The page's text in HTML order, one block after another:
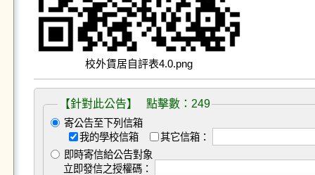
校外賃居自評表4.0.png
【針對此公告】 點擊數：249
寄公告至下列信箱
我的學校信箱
其它信箱：
即時寄信給公告對象
立即發信之授權碼：